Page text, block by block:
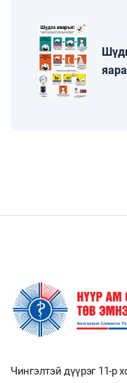
Чингэлтэй дүүрэг 11-р